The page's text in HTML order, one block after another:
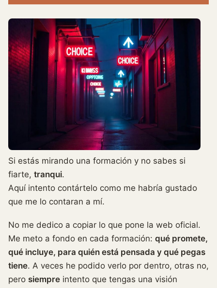
Si estás mirando una formación y no sabes si
fiarte, tranqui.
Aquí intento contártelo como me habría gustado
que me lo contaran a mí.
No me dedico a copiar lo que pone la web oficial.
Me meto a fondo en cada formación: qué promete,
qué incluye, para quién está pensada y qué pegas
tiene. A veces he podido verlo por dentro, otras no,
pero siempre intento que tengas una visión